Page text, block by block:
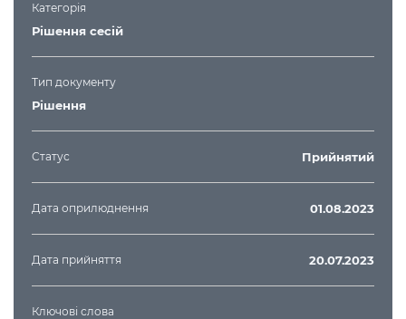
Категорія
Рішення сесій
Тип документу
Рішення
Статус Прийнятий
Дата оприлюднення 01.08.2023
Дата прийняття 20.07.2023
Ключові слова